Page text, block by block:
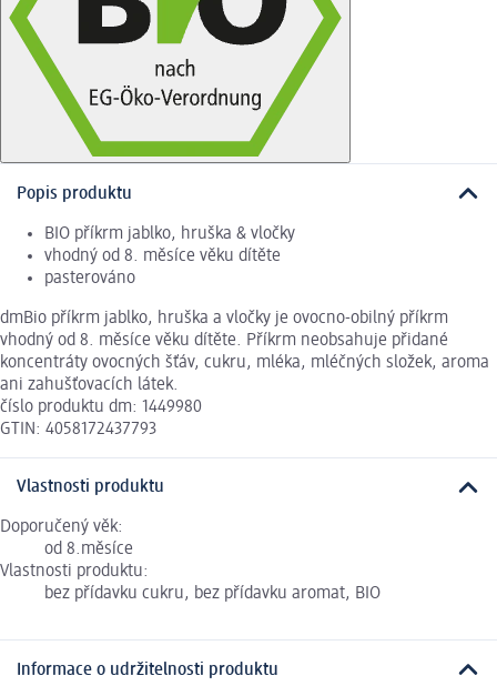
Popis produktu
BIO příkrm jablko, hruška & vločky
vhodný od 8. měsíce věku dítěte
pasterováno
dmBio příkrm jablko, hruška a vločky je ovocno-obilný příkrm
vhodný od 8. měsíce věku dítěte. Příkrm neobsahuje přidané
koncentráty ovocných šťáv, cukru, mléka, mléčných složek, aroma
ani zahušťovacích látek.
číslo produktu dm: 1449980
GTIN: 4058172437793
Vlastnosti produktu
Doporučený věk:
od 8.měsíce
Vlastnosti produktu:
bez přídavku cukru, bez přídavku aromat, BIO
Informace o udržitelnosti produktu